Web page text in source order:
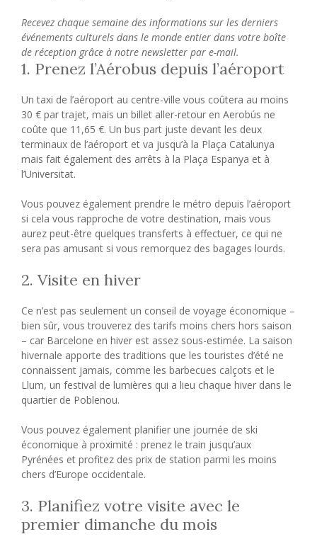
Recevez chaque semaine des informations sur les derniers
événements culturels dans le monde entier dans votre boîte
de réception grâce à notre newsletter par e-mail.
1. Prenez l’Aérobus depuis l’aéroport
Un taxi de l’aéroport au centre-ville vous coûtera au moins
30 € par trajet, mais un billet aller-retour en Aerobús ne
coûte que 11,65 €. Un bus part juste devant les deux
terminaux de l’aéroport et va jusqu’à la Plaça Catalunya
mais fait également des arrêts à la Plaça Espanya et à
l’Universitat.
Vous pouvez également prendre le métro depuis l’aéroport
si cela vous rapproche de votre destination, mais vous
aurez peut-être quelques transferts à effectuer, ce qui ne
sera pas amusant si vous remorquez des bagages lourds.
2. Visite en hiver
Ce n’est pas seulement un conseil de voyage économique –
bien sûr, vous trouverez des tarifs moins chers hors saison
– car Barcelone en hiver est assez sous-estimée. La saison
hivernale apporte des traditions que les touristes d’été ne
connaissent jamais, comme les barbecues calçots et le
Llum, un festival de lumières qui a lieu chaque hiver dans le
quartier de Poblenou.
Vous pouvez également planifier une journée de ski
économique à proximité : prenez le train jusqu’aux
Pyrénées et profitez des prix de station parmi les moins
chers d’Europe occidentale.
3. Planifiez votre visite avec le
premier dimanche du mois